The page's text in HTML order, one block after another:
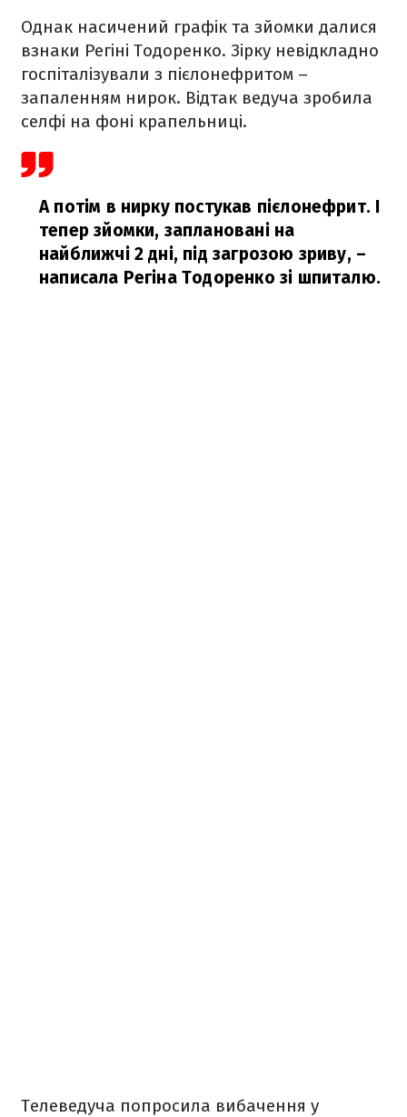
Однак насичений графік та зйомки далися
взнаки Регіні Тодоренко. Зірку невідкладно
госпіталізували з пієлонефритом –
запаленням нирок. Відтак ведуча зробила
селфі на фоні крапельниці.
А потім в нирку постукав пієлонефрит. І
тепер зйомки, заплановані на
найближчі 2 дні, під загрозою зриву, –
написала Регіна Тодоренко зі шпиталю.
Телеведуча попросила вибачення у